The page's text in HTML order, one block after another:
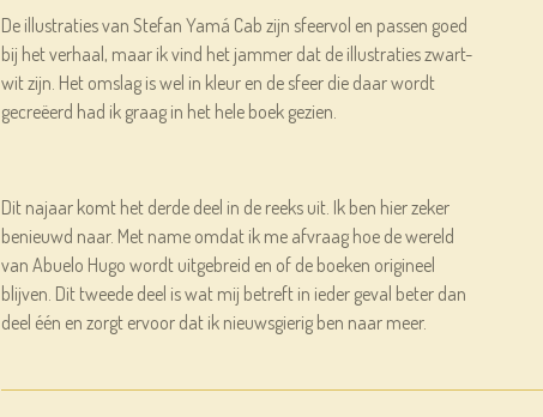
De illustraties van Stefan Yamá Cab zijn sfeervol en passen goed
bij het verhaal, maar ik vind het jammer dat de illustraties zwart-
wit zijn. Het omslag is wel in kleur en de sfeer die daar wordt
gecreëerd had ik graag in het hele boek gezien.
Dit najaar komt het derde deel in de reeks uit. Ik ben hier zeker
benieuwd naar. Met name omdat ik me afvraag hoe de wereld
van Abuelo Hugo wordt uitgebreid en of de boeken origineel
blijven. Dit tweede deel is wat mij betreft in ieder geval beter dan
deel één en zorgt ervoor dat ik nieuwsgierig ben naar meer.